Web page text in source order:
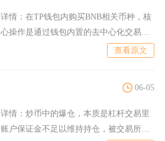
详情： 在TP钱包内购买BNB相关币种，核
心操作是通过钱包内置的去中心化交易所
查看原文
06-05
详情： 炒币中的爆仓，本质是杠杆交易里
账户保证金不足以维持持仓，被交易所强